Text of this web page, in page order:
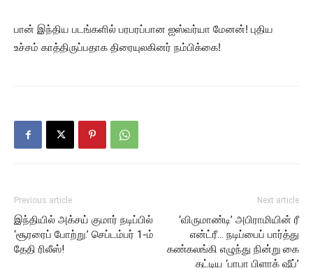
பான் இந்திய படங்களில் பரபரப்பான ஐஸ்வர்யா மேனன்! புதிய
உச்சம் காத்திருப்பதாக திரையுலகினர் நம்பிக்கை!
Previous article
இந்தியில் அக்சய் குமார் நடிப்பில்
‘சூரரைப் போற்று.’ செப்டம்பர் 1-ம்
தேதி ரிலீஸ்!
Next article
‘விருமாண்டி’ அபிராமியின் ரீ
என்ட்ரீ… நடிப்பைப் பார்த்து
கண்கலங்கி எழுந்து நின்று கை
தட்டிய ‘பாபா பிளாக்‌ ஷீப்’